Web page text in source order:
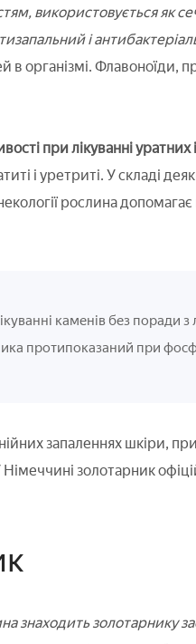
використовується як
і
організмі. Флавоноїди,
при лікуванні уратних
і уретриті. У складі
рослина
каменів без поради з
протипоказаний при
запаленнях шкіри,
золотарник
знаходить золотарнику